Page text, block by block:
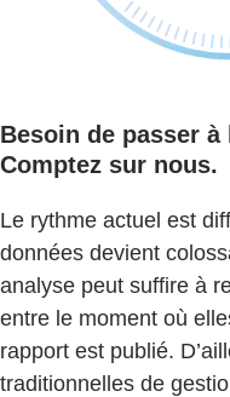
Besoin de passer
Comptez sur nous.
Le rythme actuel est
données devient
analyse peut suffire à
entre le moment où
rapport est publié.
traditionnelles de